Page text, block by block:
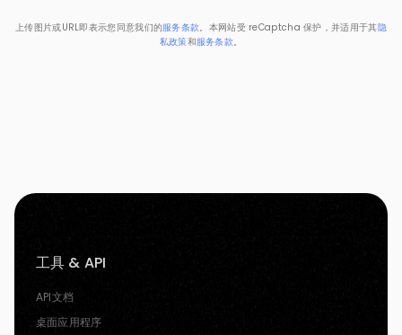
上传图片或URL即表示您同意我们的服务条款。本网站受 reCaptcha 保护，并适用于其隐
私政策和服务条款。
工具 & API
API文档
桌面应用程序